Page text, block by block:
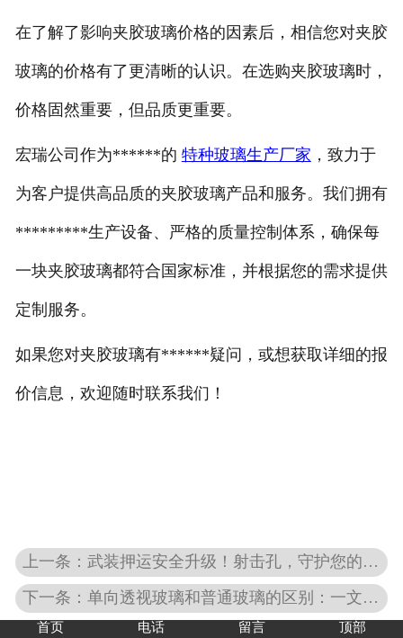
在了解了影响夹胶玻璃价格的因素后，相信您对夹胶
玻璃的价格有了更清晰的认识。在选购夹胶玻璃时，
价格固然重要，但品质更重要。
宏瑞公司作为******的 特种玻璃生产厂家 ，致力于
为客户提供高品质的夹胶玻璃产品和服务。我们拥有
*********生产设备、严格的质量控制体系，确保每
一块夹胶玻璃都符合国家标准，并根据您的需求提供
定制服务。
如果您对夹胶玻璃有******疑问，或想获取详细的报
价信息，欢迎随时联系我们！
上一条：武装押运安全升级！射击孔，守护您的每一次出行！
下一条：单向透视玻璃和普通玻璃的区别：一文详解
首页 电话 留言 顶部